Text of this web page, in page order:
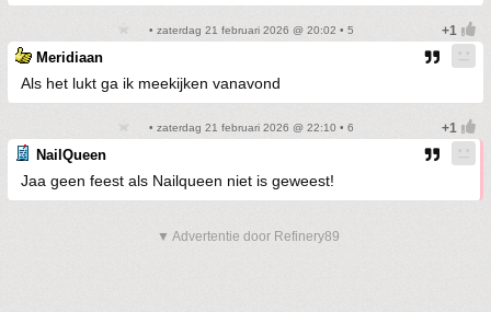
• zaterdag 21 februari 2026 @ 20:02 • 5
Meridiaan
Als het lukt ga ik meekijken vanavond
• zaterdag 21 februari 2026 @ 22:10 • 6
NailQueen
Jaa geen feest als Nailqueen niet is geweest!
▼ Advertentie door Refinery89